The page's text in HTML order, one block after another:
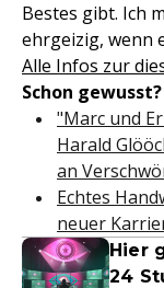
Bestes gibt. Ich
ehrgeizig, wenn
Alle Infos zur
Schon gewusst?
"Marc und
Harald
an
Echtes
neuer
Hier
24